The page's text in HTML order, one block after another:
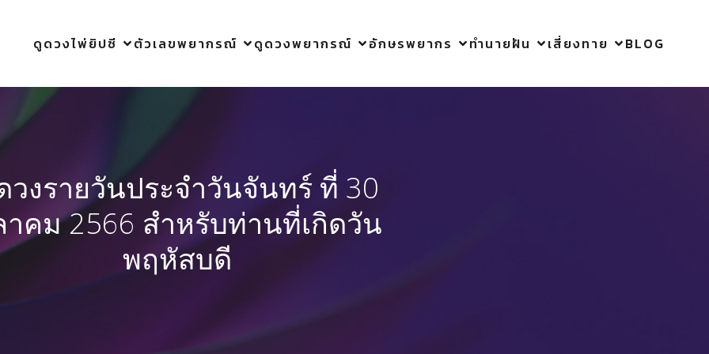
ดูดวงไพ่ยิปซี ตัวเลขพยากรณ์ ดูดวงพยากรณ์ อักษรพยากร ทำนายฝัน เสี่ยงทาย BLOG
วงรายวันประจำวันจันทร์ ที่ 30
คม 2566 สำหรับท่านที่เกิดวัน
พฤหัสบดี